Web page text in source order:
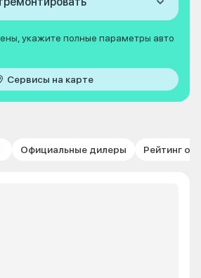
укажите полные параметры авто
Сервисы на карте
Официальные дилеры Рейтинг